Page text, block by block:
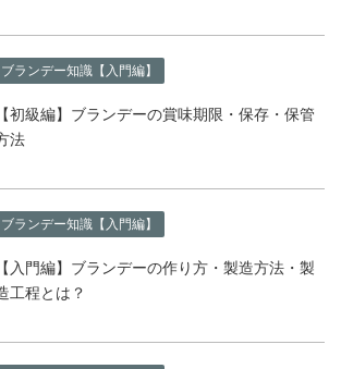
ブランデー知識【入門編】
【初級編】ブランデーの賞味期限・保存・保管
法
ブランデー知識【入門編】
【入門編】ブランデーの作り方・製造方法・製
工程とは？